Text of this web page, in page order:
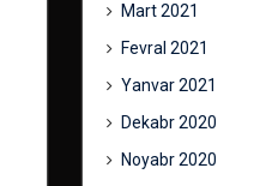
Mart 2021
Fevral 2021
Yanvar 2021
Dekabr 2020
Noyabr 2020